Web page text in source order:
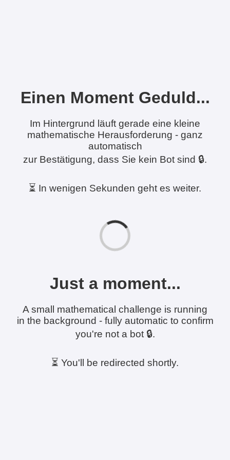
Einen Moment Geduld...
Im Hintergrund läuft gerade eine kleine
mathematische Herausforderung - ganz
automatisch
zur Bestätigung, dass Sie kein Bot sind 🔒.
⏳ In wenigen Sekunden geht es weiter.
Just a moment...
A small mathematical challenge is running
in the background - fully automatic to confirm
you're not a bot 🔒.
⏳ You'll be redirected shortly.